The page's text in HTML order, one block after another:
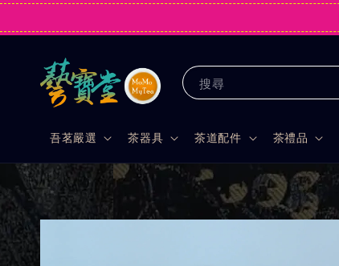
搜尋
吾茗嚴選 茶器具 茶道配件 茶禮品